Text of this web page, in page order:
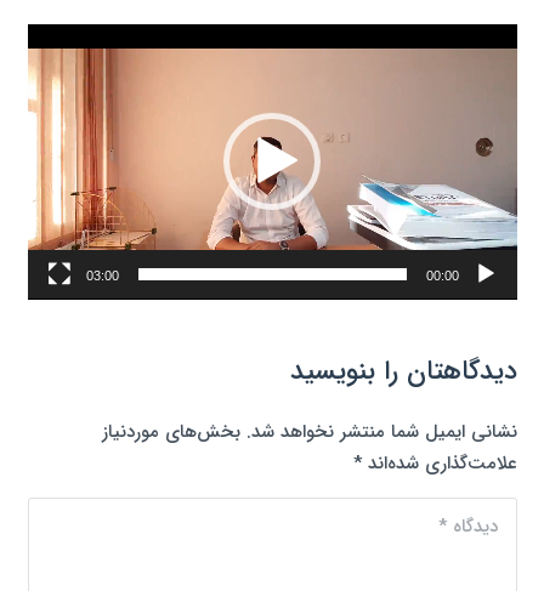
00:00
03:00
دیدگاهتان را بنویسید
نشانی ایمیل شما منتشر نخواهد شد. بخش‌های موردنیاز
علامت‌گذاری شده‌اند*